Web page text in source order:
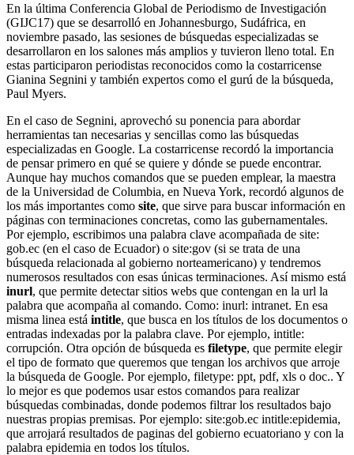
En la última Conferencia Global de Periodismo de Investigación
(GIJC17) que se desarrolló en Johannesburgo, Sudáfrica, en
noviembre pasado, las sesiones de búsquedas especializadas se
desarrollaron en los salones más amplios y tuvieron lleno total. En
estas participaron periodistas reconocidos como la costarricense
Gianina Segnini y también expertos como el gurú de la búsqueda,
Paul Myers.
En el caso de Segnini, aprovechó su ponencia para abordar
herramientas tan necesarias y sencillas como las búsquedas
especializadas en Google. La costarricense recordó la importancia
de pensar primero en qué se quiere y dónde se puede encontrar.
Aunque hay muchos comandos que se pueden emplear, la maestra
de la Universidad de Columbia, en Nueva York, recordó algunos de
los más importantes como site, que sirve para buscar información en
páginas con terminaciones concretas, como las gubernamentales.
Por ejemplo, escribimos una palabra clave acompañada de site:
gob.ec (en el caso de Ecuador) o site:gov (si se trata de una
búsqueda relacionada al gobierno norteamericano) y tendremos
numerosos resultados con esas únicas terminaciones. Así mismo está
inurl, que permite detectar sitios webs que contengan en la url la
palabra que acompaña al comando. Como: inurl: intranet. En esa
misma linea está intitle, que busca en los títulos de los documentos o
entradas indexadas por la palabra clave. Por ejemplo, intitle:
corrupción. Otra opción de búsqueda es filetype, que permite elegir
el tipo de formato que queremos que tengan los archivos que arroje
la búsqueda de Google. Por ejemplo, filetype: ppt, pdf, xls o doc.. Y
lo mejor es que podemos usar estos comandos para realizar
búsquedas combinadas, donde podemos filtrar los resultados bajo
nuestras propias premisas. Por ejemplo: site:gob.ec intitle:epidemia,
que arrojará resultados de paginas del gobierno ecuatoriano y con la
palabra epidemia en todos los títulos.